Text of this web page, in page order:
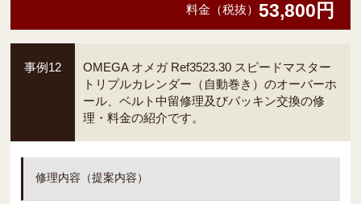
料金（税抜） 53,800円
事例12
OMEGA オメガ Ref3523.30 スピードマスター
トリプルカレンダー（自動巻き）のオーバーホ
ール、ベルト中留修理及びパッキン交換の修
理・料金の紹介です。
修理内容（提案内容）